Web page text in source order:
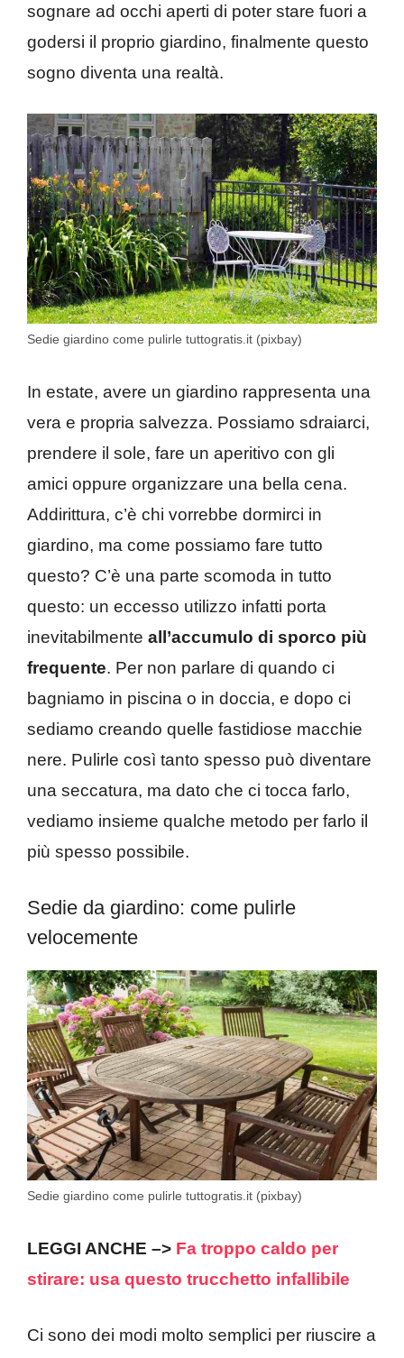
sognare ad occhi aperti di poter stare fuori a
godersi il proprio giardino, finalmente questo
sogno diventa una realtà.
Sedie giardino come pulirle tuttogratis.it (pixbay)
In estate, avere un giardino rappresenta una
vera e propria salvezza. Possiamo sdraiarci,
prendere il sole, fare un aperitivo con gli
amici oppure organizzare una bella cena.
Addirittura, c’è chi vorrebbe dormirci in
giardino, ma come possiamo fare tutto
questo? C’è una parte scomoda in tutto
questo: un eccesso utilizzo infatti porta
inevitabilmente all’accumulo di sporco più
frequente. Per non parlare di quando ci
bagniamo in piscina o in doccia, e dopo ci
sediamo creando quelle fastidiose macchie
nere. Pulirle così tanto spesso può diventare
una seccatura, ma dato che ci tocca farlo,
vediamo insieme qualche metodo per farlo il
più spesso possibile.
Sedie da giardino: come pulirle
velocemente
Sedie giardino come pulirle tuttogratis.it (pixbay)
LEGGI ANCHE –> Fa troppo caldo per
stirare: usa questo trucchetto infallibile
Ci sono dei modi molto semplici per riuscire a